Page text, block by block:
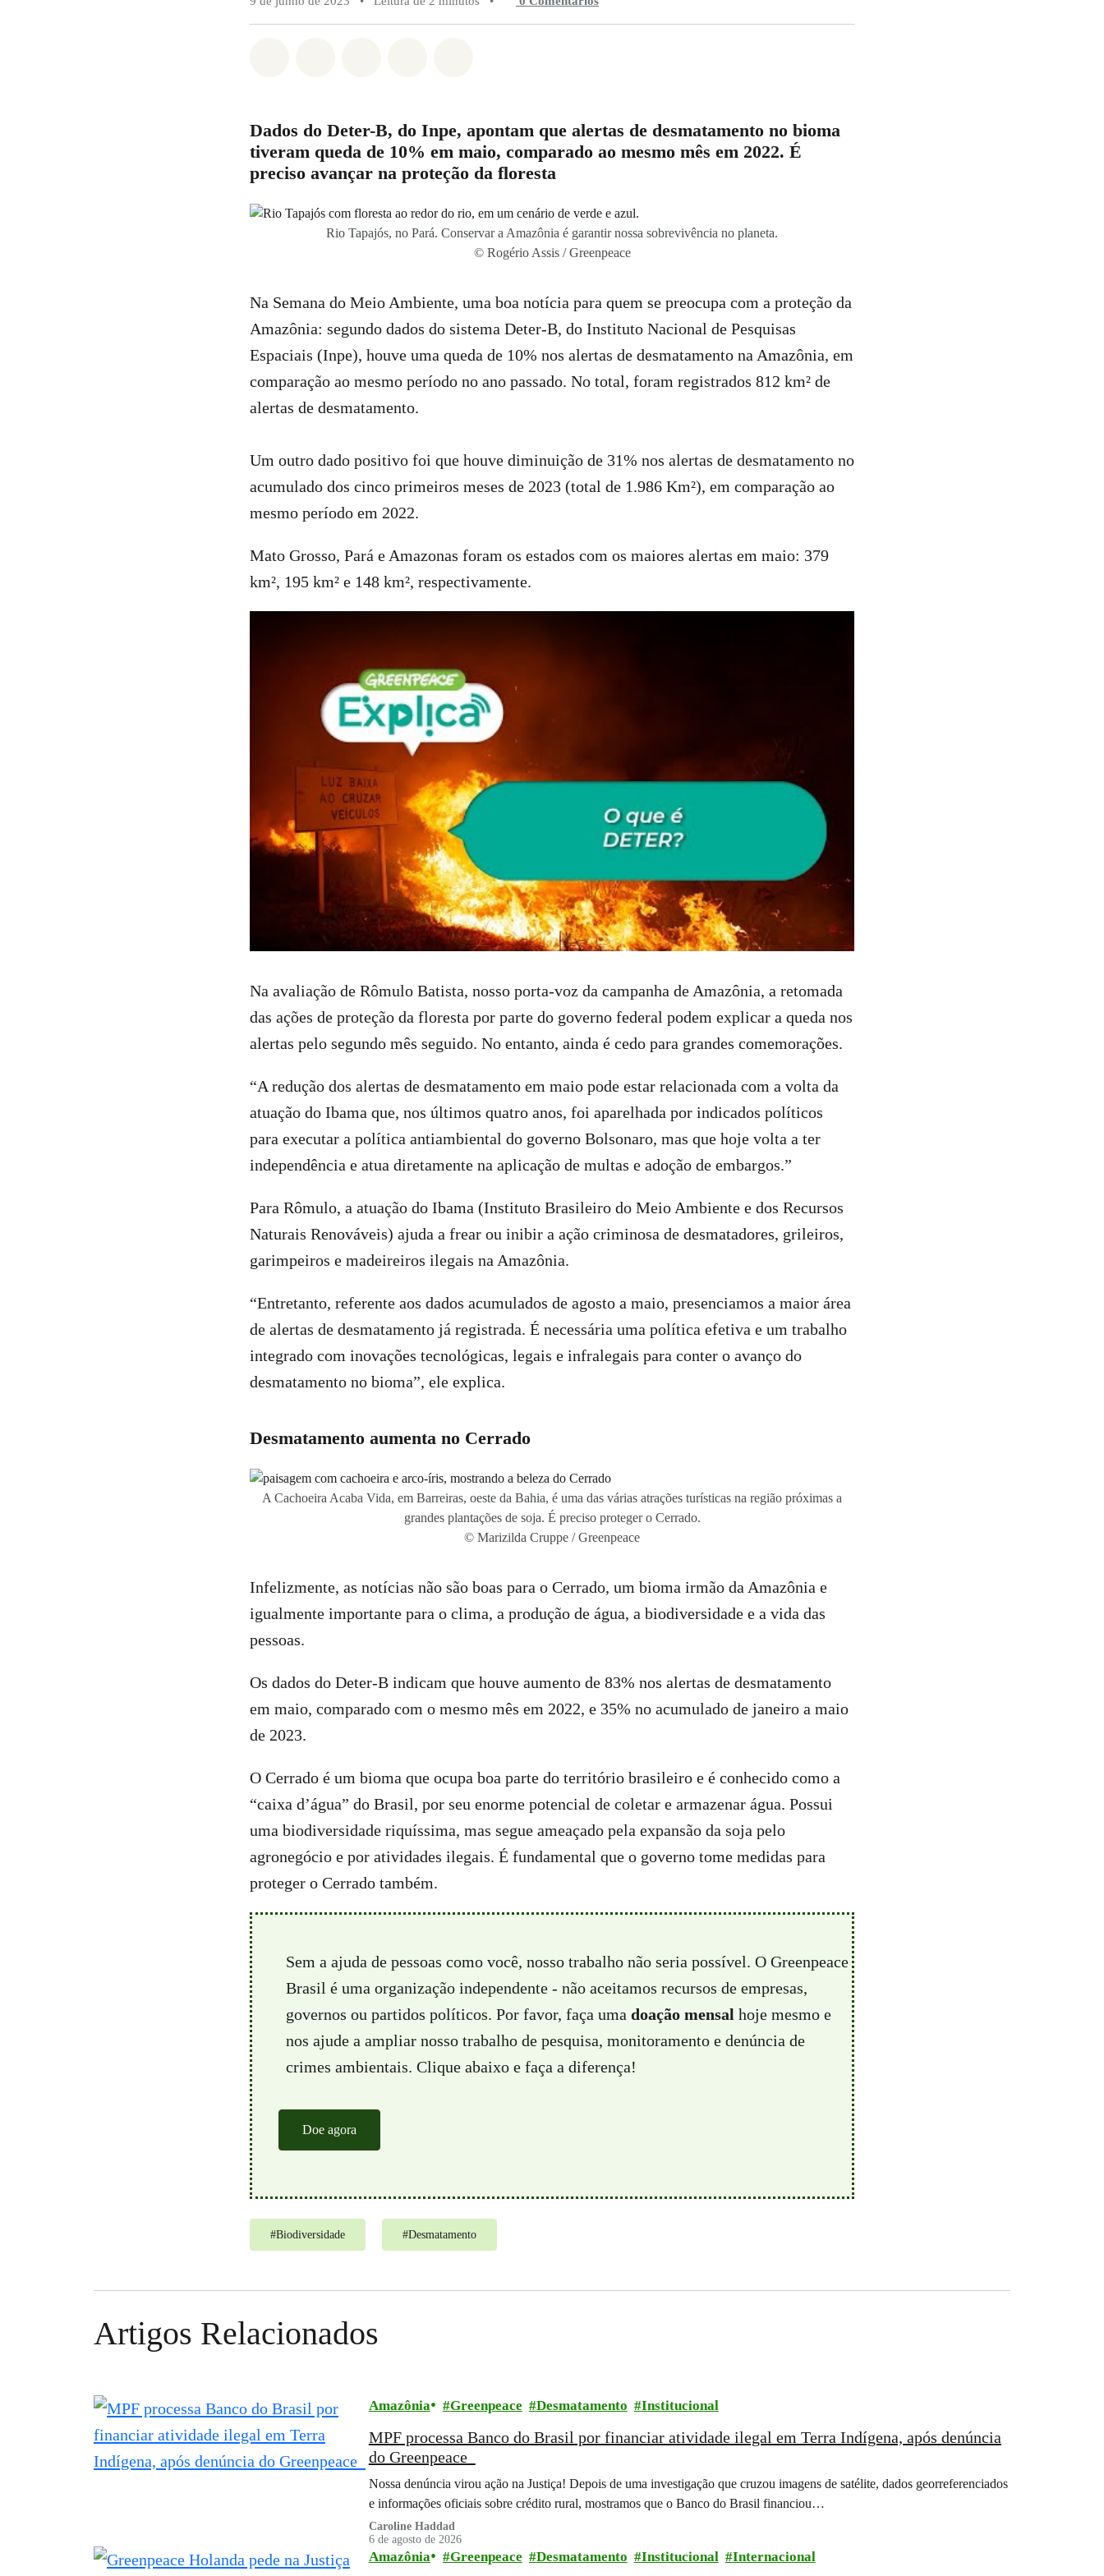
Dados do Deter-B, do Inpe, apontam que alertas de desmatamento no bioma
tiveram queda de 10% em maio, comparado ao mesmo mês em 2022. É
preciso avançar na proteção da floresta
Rio Tapajós, no Pará. Conservar a Amazônia é garantir nossa sobrevivência no planeta.
© Rogério Assis / Greenpeace
Na Semana do Meio Ambiente, uma boa notícia para quem se preocupa com a proteção da
Amazônia: segundo dados do sistema Deter-B, do Instituto Nacional de Pesquisas
Espaciais (Inpe), houve uma queda de 10% nos alertas de desmatamento na Amazônia, em
comparação ao mesmo período no ano passado. No total, foram registrados 812 km² de
alertas de desmatamento.
Um outro dado positivo foi que houve diminuição de 31% nos alertas de desmatamento no
acumulado dos cinco primeiros meses de 2023 (total de 1.986 Km²), em comparação ao
mesmo período em 2022.
Mato Grosso, Pará e Amazonas foram os estados com os maiores alertas em maio: 379
km², 195 km² e 148 km², respectivamente.
Na avaliação de Rômulo Batista, nosso porta-voz da campanha de Amazônia, a retomada
das ações de proteção da floresta por parte do governo federal podem explicar a queda nos
alertas pelo segundo mês seguido. No entanto, ainda é cedo para grandes comemorações.
“A redução dos alertas de desmatamento em maio pode estar relacionada com a volta da
atuação do Ibama que, nos últimos quatro anos, foi aparelhada por indicados políticos
para executar a política antiambiental do governo Bolsonaro, mas que hoje volta a ter
independência e atua diretamente na aplicação de multas e adoção de embargos.”
Para Rômulo, a atuação do Ibama (Instituto Brasileiro do Meio Ambiente e dos Recursos
Naturais Renováveis) ajuda a frear ou inibir a ação criminosa de desmatadores, grileiros,
garimpeiros e madeireiros ilegais na Amazônia.
“Entretanto, referente aos dados acumulados de agosto a maio, presenciamos a maior área
de alertas de desmatamento já registrada. É necessária uma política efetiva e um trabalho
integrado com inovações tecnológicas, legais e infralegais para conter o avanço do
desmatamento no bioma”, ele explica.
Desmatamento aumenta no Cerrado
A Cachoeira Acaba Vida, em Barreiras, oeste da Bahia, é uma das várias atrações turísticas na região próximas a
grandes plantações de soja. É preciso proteger o Cerrado.
© Marizilda Cruppe / Greenpeace
Infelizmente, as notícias não são boas para o Cerrado, um bioma irmão da Amazônia e
igualmente importante para o clima, a produção de água, a biodiversidade e a vida das
pessoas.
Os dados do Deter-B indicam que houve aumento de 83% nos alertas de desmatamento
em maio, comparado com o mesmo mês em 2022, e 35% no acumulado de janeiro a maio
de 2023.
O Cerrado é um bioma que ocupa boa parte do território brasileiro e é conhecido como a
“caixa d’água” do Brasil, por seu enorme potencial de coletar e armazenar água. Possui
uma biodiversidade riquíssima, mas segue ameaçado pela expansão da soja pelo
agronegócio e por atividades ilegais. É fundamental que o governo tome medidas para
proteger o Cerrado também.
Sem a ajuda de pessoas como você, nosso trabalho não seria possível. O Greenpeace
Brasil é uma organização independente - não aceitamos recursos de empresas,
governos ou partidos políticos. Por favor, faça uma doação mensal hoje mesmo e
nos ajude a ampliar nosso trabalho de pesquisa, monitoramento e denúncia de
crimes ambientais. Clique abaixo e faça a diferença!
Doe agora
#Biodiversidade #Desmatamento
Artigos Relacionados
Amazônia Greenpeace Desmatamento Institucional
MPF processa Banco do Brasil por financiar atividade ilegal em Terra Indígena, após denúncia
do Greenpeace
Nossa denúncia virou ação na Justiça! Depois de uma investigação que cruzou imagens de satélite, dados georreferenciados
e informações oficiais sobre crédito rural, mostramos que o Banco do Brasil financiou…
Caroline Haddad
6 de agosto de 2026
Amazônia Greenpeace Desmatamento Institucional Internacional